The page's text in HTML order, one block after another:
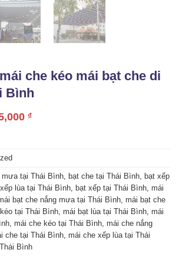
che kéo mái bạt che di
Bình
₫
mưa tại Thái Bình, bạt che tại Thái Bình, bạt xếp
lùa tại Thái Bình, bạt xếp tại Thái Bình, mái
bạt che nắng mưa tại Thái Bình, mái bạt che
tại Thái Bình, mái bạt lùa tại Thái Bình, mái
, mái che kéo tại Thái Bình, mái che nắng
che tại Thái Bình, mái che xếp lùa tại Thái
Bình